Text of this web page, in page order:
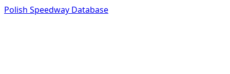
Polish Speedway Database